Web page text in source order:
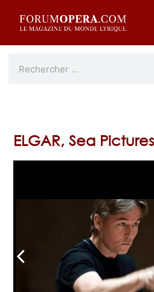
ELGAR, Sea
arrow_back_ios